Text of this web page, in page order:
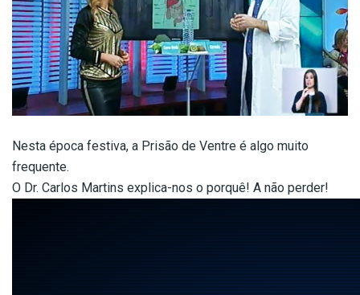
Nesta época festiva, a Prisão de Ventre é algo muito
frequente.
O Dr. Carlos Martins explica-nos o porquê! A não perder!